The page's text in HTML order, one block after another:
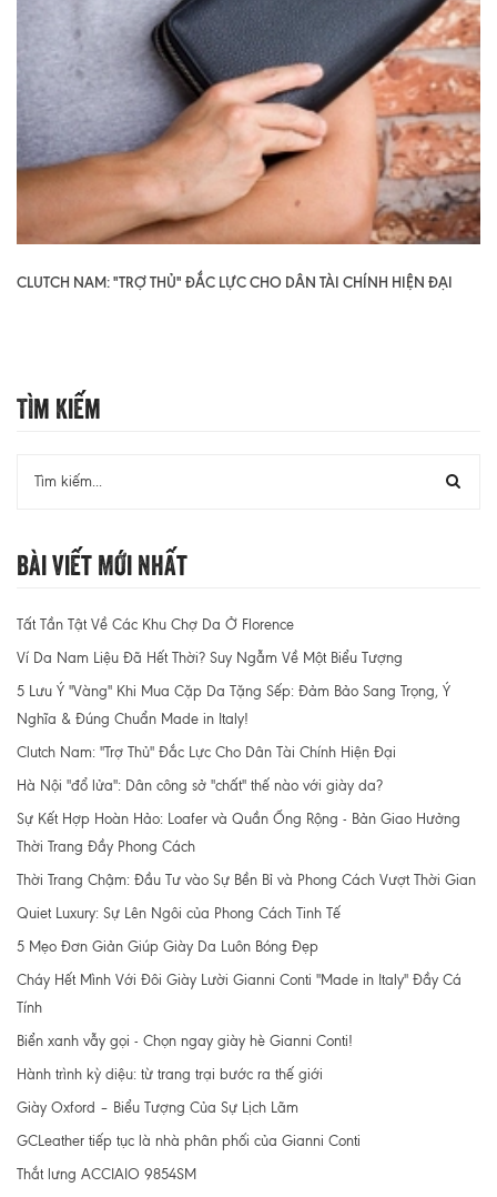
CLUTCH NAM: "TRỢ THỦ" ĐẮC LỰC CHO DÂN TÀI CHÍNH HIỆN ĐẠI
Tìm Kiếm
Bài Viết Mới Nhất
Tất Tần Tật Về Các Khu Chợ Da Ở Florence
Ví Da Nam Liệu Đã Hết Thời? Suy Ngẫm Về Một Biểu Tượng
5 Lưu Ý "Vàng" Khi Mua Cặp Da Tặng Sếp: Đảm Bảo Sang Trọng, Ý
Nghĩa & Đúng Chuẩn Made in Italy!
Clutch Nam: "Trợ Thủ" Đắc Lực Cho Dân Tài Chính Hiện Đại
Hà Nội "đổ lửa": Dân công sở "chất" thế nào với giày da?
Sự Kết Hợp Hoàn Hảo: Loafer và Quần Ống Rộng - Bản Giao Hưởng
Thời Trang Đầy Phong Cách
Thời Trang Chậm: Đầu Tư vào Sự Bền Bỉ và Phong Cách Vượt Thời Gian
Quiet Luxury: Sự Lên Ngôi của Phong Cách Tinh Tế
5 Mẹo Đơn Giản Giúp Giày Da Luôn Bóng Đẹp
Cháy Hết Mình Với Đôi Giày Lười Gianni Conti "Made in Italy" Đầy Cá
Tính
Biển xanh vẫy gọi - Chọn ngay giày hè Gianni Conti!
Hành trình kỳ diệu: từ trang trại bước ra thế giới
Giày Oxford – Biểu Tượng Của Sự Lịch Lãm
GCLeather tiếp tục là nhà phân phối của Gianni Conti
Thắt lưng ACCIAIO 9854SM